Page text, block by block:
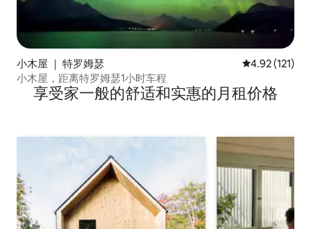
小木屋 ｜ 特罗姆瑟 平均评分 4.92
4.92 (121)
小木屋，距离特罗姆瑟1小时车程
享受家一般的舒适和实惠的月租价格